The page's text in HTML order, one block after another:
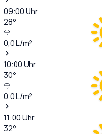
09:00Uhr
28°
0,0L/m²
10:00Uhr
30°
0,0L/m²
11:00Uhr
32°